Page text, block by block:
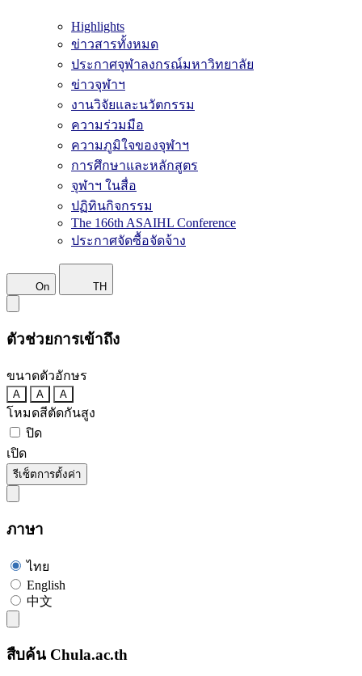
Highlights
ข่าวสารทั้งหมด
ประกาศจุฬาลงกรณ์มหาวิทยาลัย
ข่าวจุฬาฯ
งานวิจัยและนวัตกรรม
ความร่วมมือ
ความภูมิใจของจุฬาฯ
การศึกษาและหลักสูตร
จุฬาฯ ในสื่อ
ปฏิทินกิจกรรม
The 166th ASAIHL Conference
ประกาศจัดซื้อจัดจ้าง
On TH
ตัวช่วยการเข้าถึง
ขนาดตัวอักษร
A A A
โหมดสีตัดกันสูง
ปิด
เปิด
รีเซ็ตการตั้งค่า
ภาษา
ไทย
English
中文
สืบค้น Chula.ac.th